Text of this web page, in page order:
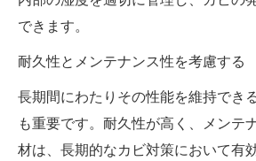
できます。
耐久性とメンテナンス性を考慮する
長期間にわたりその性能を維持でき
も重要です。耐久性が高く、メンテ
材は、長期的なカビ対策において有